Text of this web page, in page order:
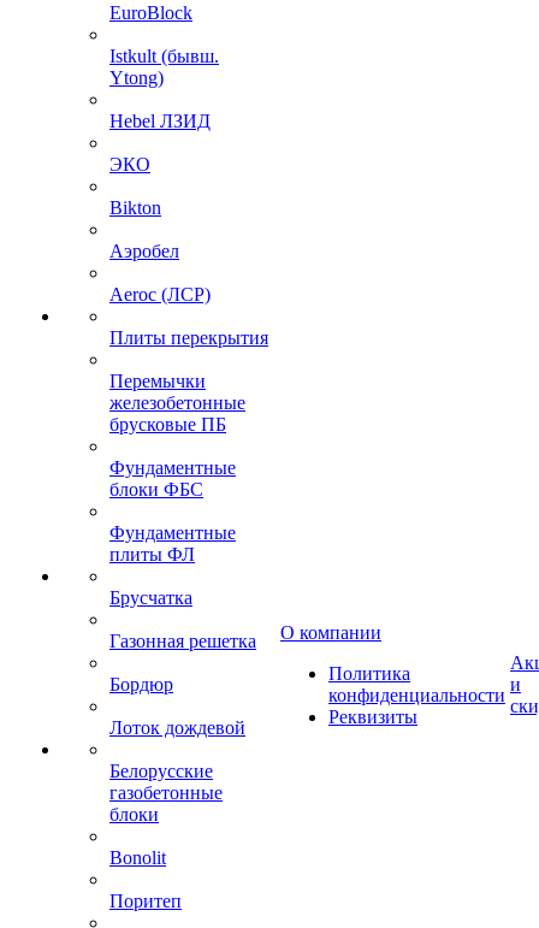
EuroBlock
Istkult (бывш.
Ytong)
Hebel ЛЗИД
ЭКО
Bikton
Аэробел
Aeroc (ЛСР)
Плиты перекрытия
Перемычки
железобетонные
брусковые ПБ
Фундаментные
блоки ФБС
Фундаментные
плиты ФЛ
Брусчатка
Газонная решетка
Бордюр
Лоток дождевой
Белорусские
газобетонные
блоки
Bonolit
Поритеп
О компании
Политика
конфиденциальности
Реквизиты
и